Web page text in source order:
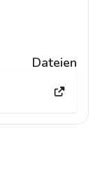
Dateien